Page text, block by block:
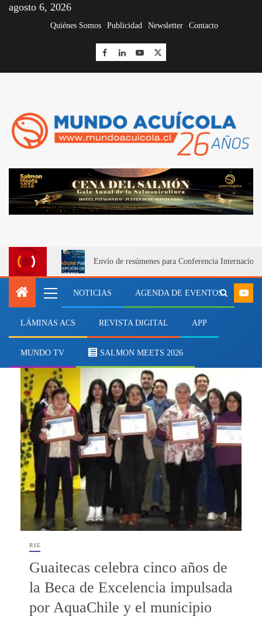
agosto 6, 2026
Quiénes Somos Publicidad Newsletter Contacto
Envío de resúmenes para Conferencia
NOTICIAS AGENDA DE EVENTOS
LÁMINAS ACS REVISTA DIGITAL APP
MUNDO TV SALMON MEETS 2026
regiones
RSE
Guaitecas celebra cinco años de
la Beca de Excelencia impulsada
por AquaChile y el municipio